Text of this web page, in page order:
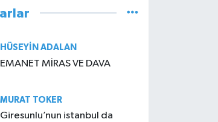
HÜSEYIN ADALAN
EMANET MİRAS VE DAVA
MURAT TOKER
Giresunlu’nun istanbul da